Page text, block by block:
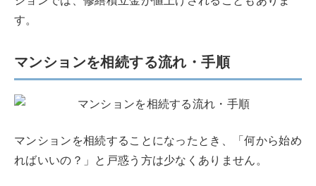
す。
マンションを相続する流れ・手順
マンションを相続することになったとき、「何から始め
ればいいの？」と戸惑う方は少なくありません。